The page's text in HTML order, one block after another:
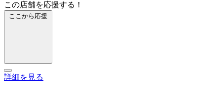
この店舗を応援する！
ここから応援
詳細を見る